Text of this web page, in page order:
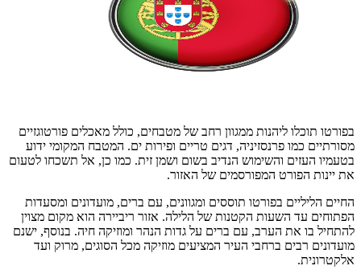
בפורטו תוכלו ליהנות ממגוון רחב של מטבחים, כולל מאכלים פורטוגזיים
מסורתיים כמו פרנסזיניה, דגים טריים ופירות ים. המטבח המקומי ידוע
בטעמיו העזים והשימוש הנדיב בשום ושמן זית. כמו כן, אל תשכחו לטעום
את יינות הפורט המפורסמים של האזור.
החיים הליליים בפורטו תוססים ומגוונים, עם ברים, מועדונים ומסעדות
הפתוחים עד השעות הקטנות של הלילה. אזור ריביירה הוא מקום מצוין
להתחיל בו את הערב, עם ברים על גדות הנהר ומוזיקה חיה. בנוסף, ישנם
מועדונים רבים ברחבי העיר המציעים מוזיקה מכל הסוגים, מרוק ועד
אלקטרונית.